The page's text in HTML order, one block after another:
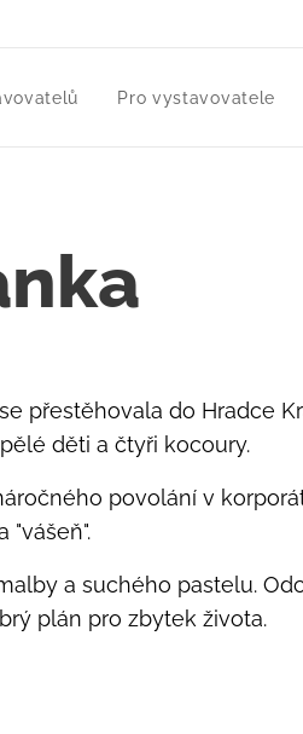
Pro vystavovatele
přestěhovala do Hradce
děti a čtyři kocoury.
povolání v
"vášeň".
a suchého pastelu.
plán pro zbytek života.